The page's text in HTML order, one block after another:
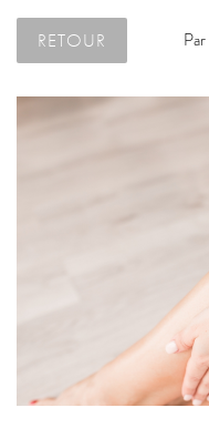
RETOUR Par